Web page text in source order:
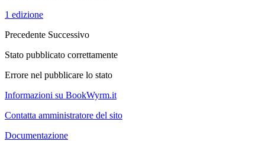
1 edizione
Precedente Successivo
Stato pubblicato correttamente
Errore nel pubblicare lo stato
Informazioni su BookWyrm.it
Contatta amministratore del sito
Documentazione